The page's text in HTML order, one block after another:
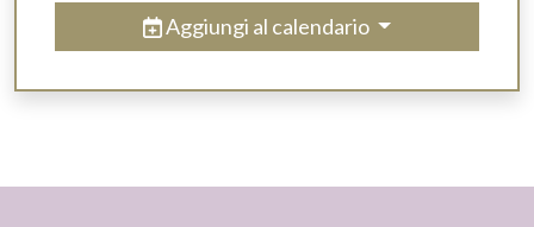
Aggiungi al calendario